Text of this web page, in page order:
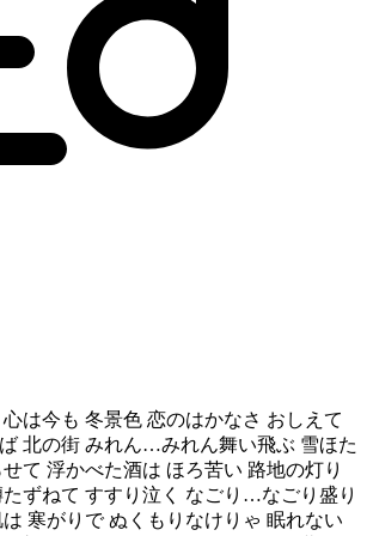
は今も 冬景色 恋のはかなさ おしえて
北の街 みれん…みれん舞い飛ぶ 雪ほた
て 浮かべた酒は ほろ苦い 路地の灯り
ずねて すすり泣く なごり…なごり盛り
寒がりで ぬくもりなけりゃ 眠れない